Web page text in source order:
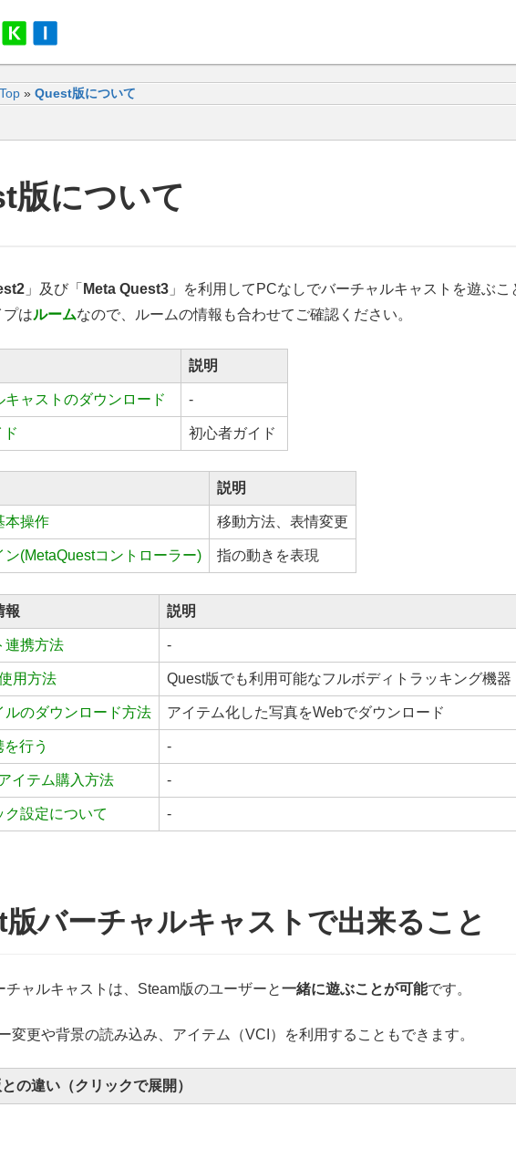
» Quest版について
版について
」及び「 Meta Quest3 」を利用してPCなしでバーチャルキャストを遊ぶこ
はルームなので、ルームの情報も合わせてご確認ください。
説明
キャストのダウンロード -
初心者ガイド
説明
本操作 移動方法、表情変更
ン(MetaQuestコントローラー) 指の動きを表現
報 説明
連携方法 -
用方法 Quest版でも利用可能なフルボディトラッキング機器
ルのダウンロード方法 アイテム化した写真をWebでダウンロード
行う -
イテム購入方法 -
ク設定について -
バーチャルキャストで出来ること
チャルキャストは、Steam版のユーザーと一緒に遊ぶことが可能です。
変更や背景の読み込み、アイテム（VCI）を利用することもできます。
の違い（クリックで展開）